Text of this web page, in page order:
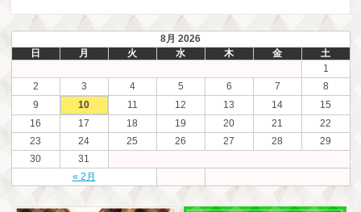
8月 2026
日
月 火 水 木 金 土
« 2月
1
2
3 4 5 6 7
8
9
10 11 12 13 14
15
16
17 18 19 20 21
22
23
24 25 26 27 28
29
30
31